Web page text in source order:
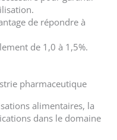
de répondre à
de 1,0 à 1,5%.
pharmaceutique
alimentaires, la
dans le domaine